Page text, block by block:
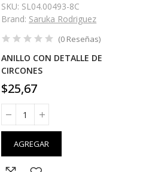
SKU: SL04.00493-8C
Brand: Saruka Rodriguez
(0 Reseñas)
ANILLO CON DETALLE DE
CIRCONES
$25,67
AGREGAR